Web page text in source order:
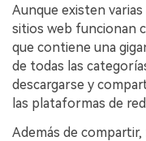
Aunque existen
sitios web funcionan
que contiene una
de todas las
descargarse y
las plataformas de
Además de